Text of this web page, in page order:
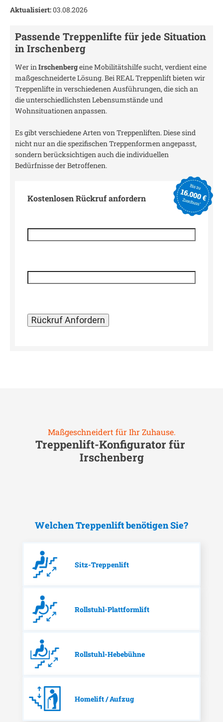
Aktualisiert:03.08.2026
Passende Treppenlifte für jede Situation
inIrschenberg
Wer inIrschenbergeine Mobilitätshilfe sucht, verdient eine
maßgeschneiderte Lösung. Bei REAL Treppenlift bieten wir
Treppenlifte in verschiedenen Ausführungen, die sich an
die unterschiedlichsten Lebensumstände und
Wohnsituationen anpassen.
Es gibt verschiedene Arten von Treppenliften. Diese sind
nicht nur an die spezifischen Treppenformen angepasst,
sondern berücksichtigen auch die individuellen
Bedürfnisse der Betroffenen.
Kostenlosen Rückruf anfordern
Maßgeschneidert für Ihr Zuhause.
Treppenlift-Konfigurator für
Irschenberg
Welchen Treppenlift benötigen Sie?
Sitz-Treppenlift
Rollstuhl-Plattformlift
Rollstuhl-Hebebühne
Homelift / Aufzug